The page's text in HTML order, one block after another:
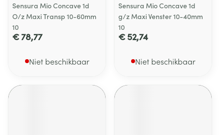
Sensura Mio Concave 1d
O/z Maxi Transp 10-60mm
10
€ 78,77
Niet beschikbaar
Sensura Mio Concave 1d
g/z Maxi Venster 10-40mm
10
€ 52,74
Niet beschikbaar